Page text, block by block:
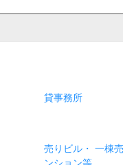
貸事務所
売りビル・ 一棟